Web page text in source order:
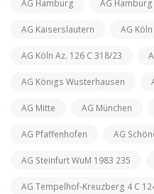
AG Hamburg AG
AG Kaiserslautern AG Köln
AG Köln Az. 126 C 318/23
AG Königs Wusterhausen
AG Mitte AG München
AG Pfaffenhofen AG
AG Steinfurt WuM 1983 235
AG Tempelhof-Kreuzberg 4 C